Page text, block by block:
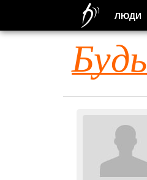
Будь
ЛЮДИ